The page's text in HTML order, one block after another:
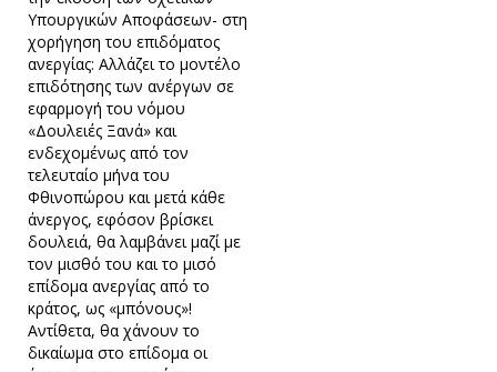
Υπουργικών Αποφάσεων- στη
χορήγηση του επιδόματος
ανεργίας: Αλλάζει το μοντέλο
επιδότησης των ανέργων σε
εφαρμογή του νόμου
«Δουλειές Ξανά» και
ενδεχομένως από τον
τελευταίο μήνα του
Φθινοπώρου και μετά κάθε
άνεργος, εφόσον βρίσκει
δουλειά, θα λαμβάνει μαζί με
τον μισθό του και το μισό
επίδομα ανεργίας από το
κράτος, ως «μπόνους»!
Αντίθετα, θα χάνουν το
δικαίωμα στο επίδομα οι